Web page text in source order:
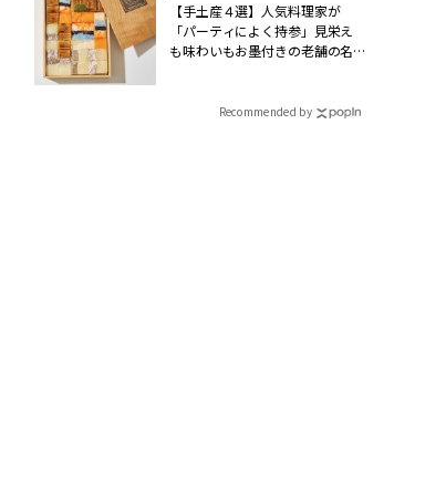
【手土産４選】人気料理家が
「パーティによく持参」見栄え
も味わいもお墨付きの老舗の名
Recommended by